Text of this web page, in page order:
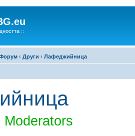
::
‹ Други ‹ Лафеджийница
Moderators